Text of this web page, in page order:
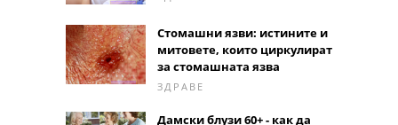
Стомашни язви: истините и
митовете, които циркулират
за стомашната язва
ЗДРАВЕ
Дамски блузи 60+ - как да